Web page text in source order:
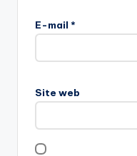
E-mail *
Site web